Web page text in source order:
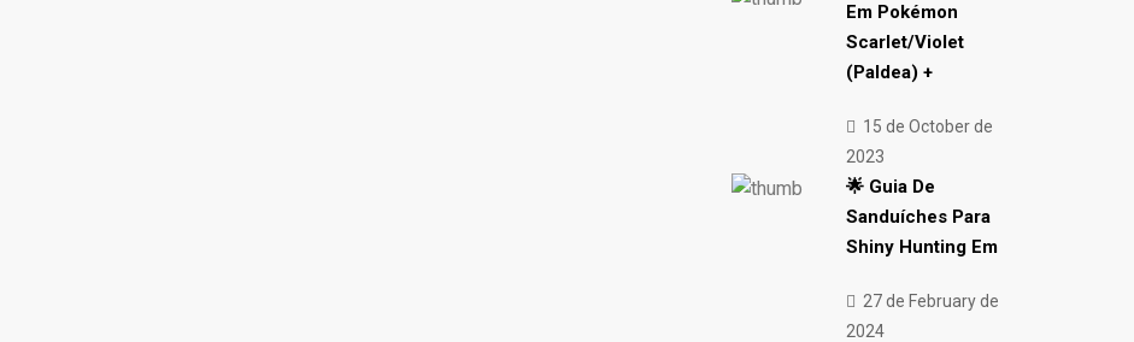
Em Pokémon
Scarlet/Violet
(Paldea) +
15 de October de
2023
🌟 Guia De
Sanduíches Para
Shiny Hunting Em
27 de February de
2024